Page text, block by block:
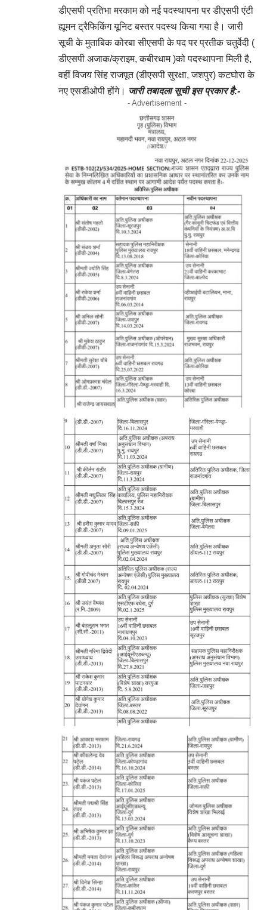
डीएसपी प्रतिभा मरकाम को नई पदस्थापना पर डीएसपी एंटी
ह्यूमन ट्रैफिकिंग यूनिट बस्तर पदस्थ किया गया है। जारी
सूची के मुताबिक कोरबा सीएसपी के पद पर प्रतीक चतुर्वेदी (
डीएसपी अजाक/क्राइम, कबीरधाम )को पदस्थापना मिली है,
वहीं विजय सिंह राजपूत (डीएसपी सुरक्षा, जशपुर) कटघोरा के
नए एसडीओपी होंगे। जारी तबादला सूची इस प्रकार है:-
- Advertisement -